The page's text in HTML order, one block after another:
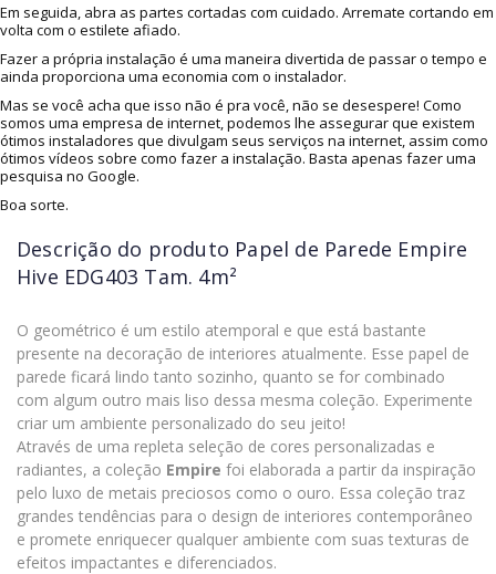
Em seguida, abra as partes cortadas com cuidado. Arremate cortando em
volta com o estilete afiado.
Fazer a própria instalação é uma maneira divertida de passar o tempo e
ainda proporciona uma economia com o instalador.
Mas se você acha que isso não é pra você, não se desespere! Como
somos uma empresa de internet, podemos lhe assegurar que existem
ótimos instaladores que divulgam seus serviços na internet, assim como
ótimos vídeos sobre como fazer a instalação. Basta apenas fazer uma
pesquisa no Google.
Boa sorte.
Descrição do produto Papel de Parede Empire
Hive EDG403 Tam. 4m²
O geométrico é um estilo atemporal e que está bastante
presente na decoração de interiores atualmente. Esse papel de
parede ficará lindo tanto sozinho, quanto se for combinado
com algum outro mais liso dessa mesma coleção. Experimente
criar um ambiente personalizado do seu jeito!
Através de uma repleta seleção de cores personalizadas e
radiantes, a coleção Empire foi elaborada a partir da inspiração
pelo luxo de metais preciosos como o ouro. Essa coleção traz
grandes tendências para o design de interiores contemporâneo
e promete enriquecer qualquer ambiente com suas texturas de
efeitos impactantes e diferenciados.